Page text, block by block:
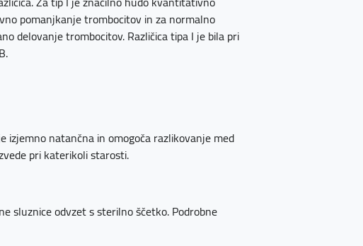
pomanjkanje trombocitov in za normalno
delovanje trombocitov. Različica tipa I je bila pri
izjemno natančna in omogoča razlikovanje med
pri katerikoli starosti.
sluznice odvzet s sterilno ščetko. Podrobne